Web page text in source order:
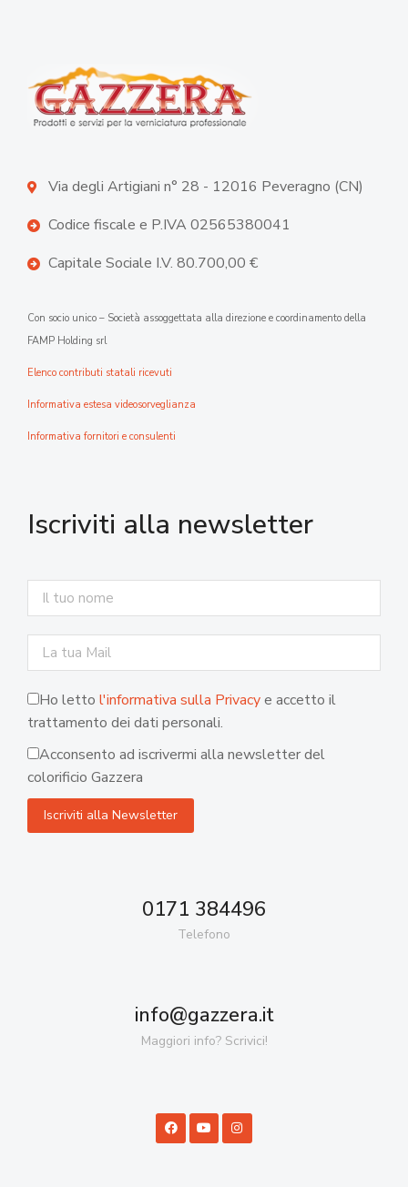
Via degli Artigiani n° 28 - 12016 Peveragno (CN)
Codice fiscale e P.IVA 02565380041
Capitale Sociale I.V. 80.700,00 €
Con socio unico – Società assoggettata alla direzione e coordinamento della
FAMP Holding srl
Elenco contributi statali ricevuti
Informativa estesa videosorveglianza
Informativa fornitori e consulenti
Iscriviti alla newsletter
Ho letto l'informativa sulla Privacye accetto il
trattamento dei dati personali.
Acconsento ad iscrivermi alla newsletter del
colorificio Gazzera
0171 384496
Telefono
info@gazzera.it
Maggiori info? Scrivici!